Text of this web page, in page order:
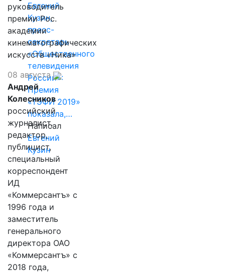
Евгений
Кузин,
пресс-
секретарь
«Общественного
телевидения
России»:
Премия
«ТЭФИ 2019»
показала,…
Написал
Евгений
Кузин
руководитель
премии Рос.
академии
кинематографических
искусств «Ника»
08 августа
Андрей
Колесников
российский
журналист,
редактор,
публицист,
специальный
корреспондент
ИД
«Коммерсантъ» с
1996 года и
заместитель
генерального
директора ОАО
«Коммерсантъ» с
2018 года,